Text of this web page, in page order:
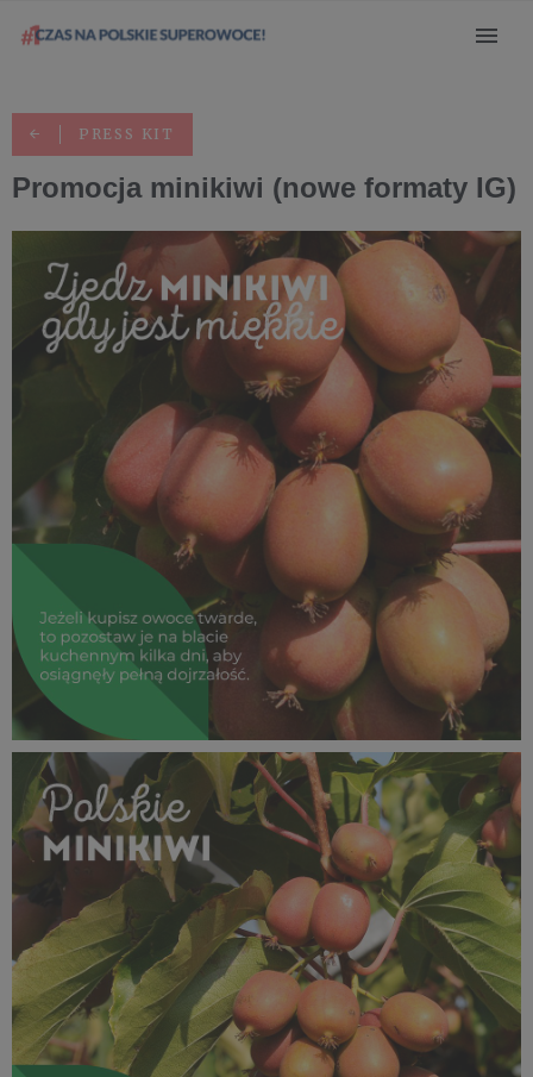
PRESS KIT
Promocja minikiwi (nowe formaty IG)
SUPEROWOCE Minikiwi_ (7).jpg
791 KB